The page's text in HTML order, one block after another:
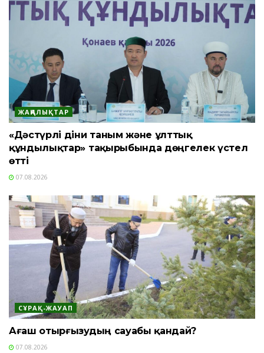
ЖАҢАЛЫҚТАР
«Дәстүрлі діни таным және ұлттық
құндылықтар» тақырыбында дөңгелек үстел
өтті
07.08.2026
СҰРАҚ-ЖАУАП
Ағаш отырғызудың сауабы қандай?
07.08.2026